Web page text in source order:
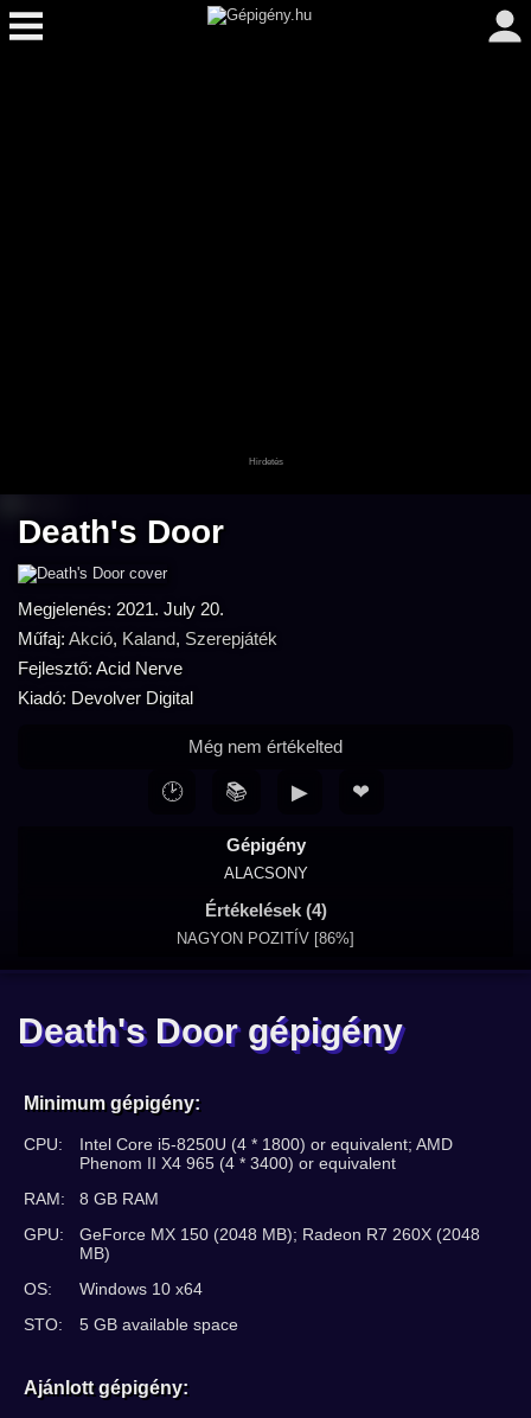
Death's Door
Megjelenés: 2021. July 20.
Műfaj: Akció, Kaland, Szerepjáték
Fejlesztő: Acid Nerve
Kiadó: Devolver Digital
Gépigény
ALACSONY
Értékelések (4)
NAGYON POZITÍV [86%]
Még nem értékelted
🕑 📚 ▶ ❤
Death's Door gépigény
Minimum gépigény:
CPU:
Intel Core i5-8250U (4 * 1800) or equivalent; AMD
Phenom II X4 965 (4 * 3400) or equivalent
RAM:
8 GB RAM
GPU:
GeForce MX 150 (2048 MB); Radeon R7 260X (2048
MB)
OS:
Windows 10 x64
STO:
5 GB available space
Ajánlott gépigény: